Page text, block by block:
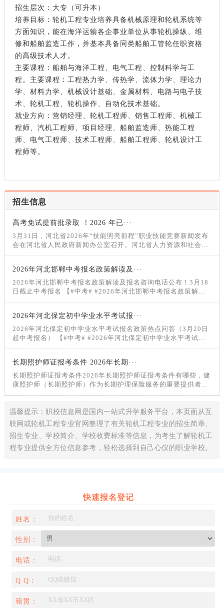
招生层次：大专（可升本）
培养目标：轮机工程专业培养具备机械原理和轮机系统等
方面知识，能在海洋运输各企事业单位从事轮机操纵、维
修和船舶监造工作，并基本具备同类船舶工管轮任职资格
的高级技术人才。
主要课程：船舶与海洋工程、电气工程、控制科学与工
程。主要课程：工程热力学、传热学、流体力学、理论力
学、材料力学、机械设计基础、金属材料、电路与电子技
术、轮机工程、轮机操作、自动化技术基础。
就业方向：营销经理、轮机工程师、销售工程师、机械工
程师、汽机工程师、项目经理、船舶监造师、热能工程
师、电气工程师、技术工程师、船舶工程师、轮机设计工
程师等。
招生信息
高考免试提前批录取 ！2026 年已···
3月31日，河北省2026年“技能照亮前程”职业技能竞赛新闻发布
会在河北省人民政府新闻办公室召开。河北省人力资源和社会保
施“技能照亮前程”职业技能竞赛为进一步提高技能人才培养水
平，选树世赛国赛人才
2026年河北邯郸中考报名政策解读及···
2026年河北邯郸中考报名政策解读及报名咨询电话公布！3月18
日截止中考报名 【#中考# #2026年河北邯郸中考报名政策解读
2026年河北保定初中学业水平考试报···
2026年河北保定初中学业水平考试报名政策热点问答（3月20日
起中考报名） 【#中考# #2026年河北保定初中学业水平考试报
长期照护师证报考条件 2026年长期···
长期照护师证报考条件2026年长期照护师证报考条件有哪些，健
康照护师（长期照护师）作为长期护理保险服务的重要提供者，
温馨提示：职校信息网是国内一站式升学服务平台，本页面从互
联网或轮机工程专业官网整理了有关轮机工程专业的招生简章、
招生专业、学校简介、学校收费标准等信息，为考生了解轮机工
程专业提供全方位信息参考，轻松选择到自己心仪的职业学校。
快速报名登记
姓名：
性别：
电话：
Q Q：
籍贯：